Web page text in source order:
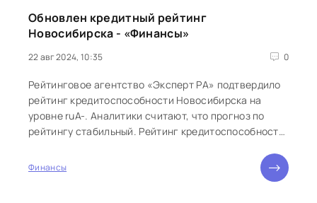
Обновлен кредитный рейтинг
Новосибирска - «Финансы»
22 авг 2024, 10:35 0
Рейтинговое агентство «Эксперт РА» подтвердило
рейтинг кредитоспособности Новосибирска на
уровне ruА-. Аналитики считают, что прогноз по
рейтингу стабильный. Рейтинг кредитоспособности
Финансы